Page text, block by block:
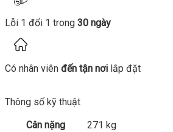
Lỗi 1 đổi 1 trong 30 ngày
Có nhân viên đến tận nơi lắp đặt
Thông số kỹ thuật
Cân nặng
271 kg